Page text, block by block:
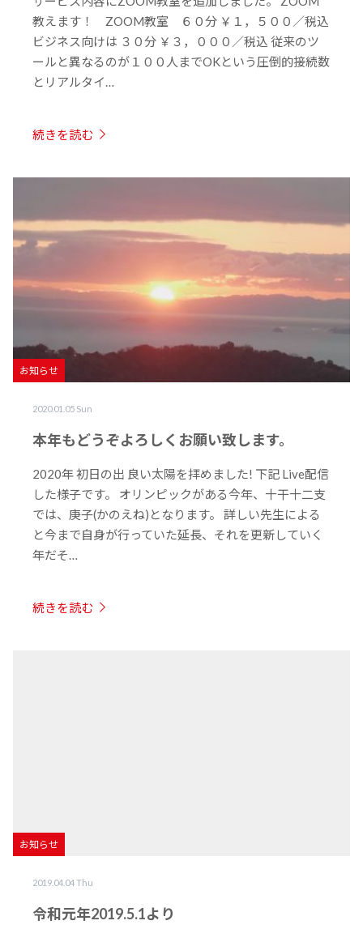
教えます！ ZOOM教室 ６０分 ￥１，５００／税込
ビジネス向けは ３０分 ￥３，０００／税込 従来のツ
ールと異なるのが１００人までOKという圧倒的接続数
とリアルタイ…
続きを読む
お知らせ
2020.01.05 Sun
本年もどうぞよろしくお願い致します。
2020年 初日の出 良い太陽を拝めました! 下記 Live配信
した様子です。 オリンピックがある今年、十干十二支
では、庚子(かのえね)となります。 詳しい先生による
と今まで自身が行っていた延長、それを更新していく
年だそ…
続きを読む
お知らせ
2019.04.04 Thu
令和元年2019.5.1より